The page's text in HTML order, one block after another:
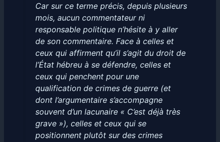
Car sur ce terme précis, depuis plusieurs
mois, aucun commentateur ni
responsable politique n’hésite à y aller
de son commentaire. Face à celles et
ceux qui affirment qu’il s’agit du droit de
l’État hébreu à se défendre, celles et
ceux qui penchent pour une
qualification de crimes de guerre (et
dont l’argumentaire s’accompagne
souvent d’un lacunaire « C’est déjà très
grave »), celles et ceux qui se
positionnent plutôt sur des crimes